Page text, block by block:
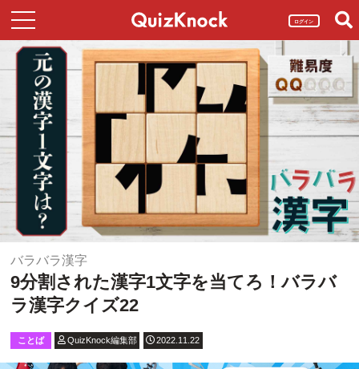
ログイン
バラバラ漢字
9分割された漢字1文字を当てろ！バラバ
ラ漢字クイズ22
ことば QuizKnock編集部 2022.11.22